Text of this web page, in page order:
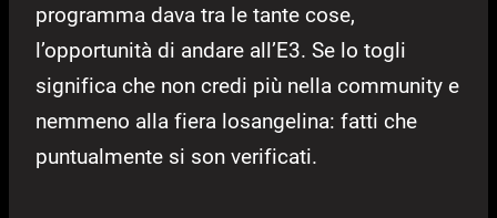
programma dava tra le tante cose,
l’opportunità di andare all’E3. Se lo togli
significa che non credi più nella community e
nemmeno alla fiera losangelina: fatti che
puntualmente si son verificati.